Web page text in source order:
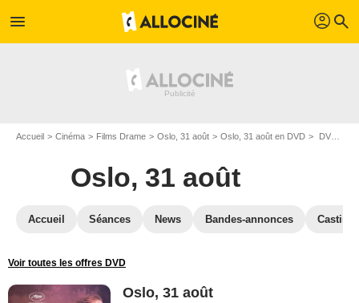
menu profil search
Accueil Cinéma Films Drame Oslo, 31 août Oslo, 31 août en DVD DVD Oslo, 31 août
Oslo, 31 août
Accueil Séances News Bandes-annonces Casting
Voir toutes les offres DVD
Oslo, 31 août